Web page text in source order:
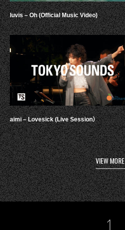
luvis – Oh (Official Music Video)
aimi – Lovesick (Live Session）
VIEW MORE